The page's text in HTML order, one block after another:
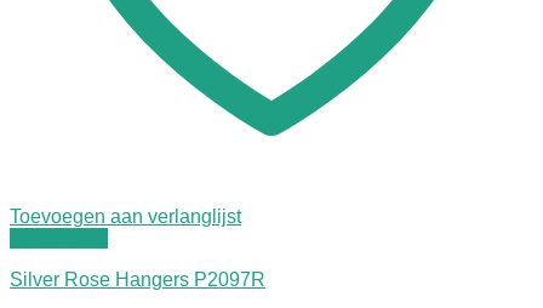
Toevoegen aan verlanglijst
Silver Rose Hangers P2097R